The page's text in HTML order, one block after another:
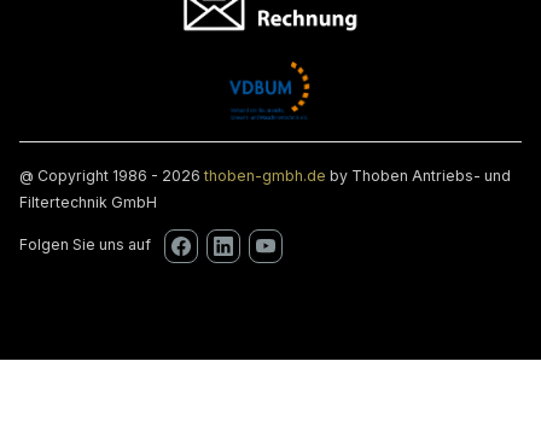
@ Copyright 1986 - 2026thoben-gmbh.de by Thoben Antriebs- und
Filtertechnik GmbH
Folgen Sie uns auf